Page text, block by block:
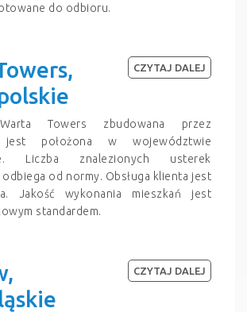
do odbioru.
Towers zbudowana przez
jest położona w województwie
Liczba znalezionych usterek
odbiega od normy. Obsługa klienta jest
Jakość wykonania mieszkań jest
standardem.
CZYTAJ DALEJ
CZYTAJ DALEJ